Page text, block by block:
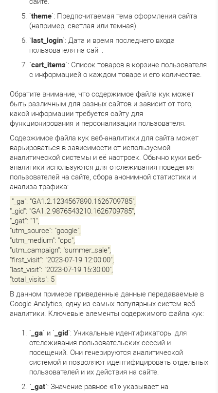
`theme`: Предпочитаемая тема оформления сайта
(например, светлая или темная).
`last_login`: Дата и время последнего входа
пользователя на сайт.
`cart_items`: Список товаров в корзине пользователя
с информацией о каждом товаре и его количестве.
Обратите внимание, что содержимое файла кук может
быть различным для разных сайтов и зависит от того,
какой информации требуется сайту для
функционирования и персонализации пользователя.
Содержимое файла кук веб-аналитики для сайта может
варьироваться в зависимости от используемой
аналитической системы и её настроек. Обычно куки веб-
аналитики используются для отслеживания поведения
пользователей на сайте, сбора анонимной статистики и
анализа трафика:
"_ga": "GA1.2.1234567890.1626709785",
"_gid": "GA1.2.9876543210.1626709785",
"_gat": "1",
"utm_source": "google",
"utm_medium": "cpc",
"utm_campaign": "summer_sale",
"first_visit": "2023-07-19 12:00:00",
"last_visit": "2023-07-19 15:30:00",
"total_visits": 5
В данном примере приведенные данные передаваемые в
Google Analytics, одну из самых популярных систем веб-
аналитики. Ключевые элементы содержимого файла кук:
` _ga` и ` _gid`: Уникальные идентификаторы для
отслеживания пользовательских сессий и
посещений. Они генерируются аналитической
системой и позволяют идентифицировать отдельных
пользователей и их действия на сайте.
` _gat`: Значение равное «1» указывает на